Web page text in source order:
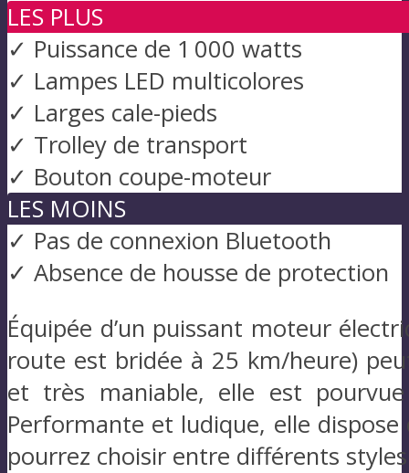
LES PLUS
✓ Puissance de 1 000 watts
✓ Lampes LED multicolores
✓ Larges cale-pieds
✓ Trolley de transport
✓ Bouton coupe-moteur
LES MOINS
✓ Pas de connexion Bluetooth
✓ Absence de housse de protection
Équipée d’un puissant moteur
route est bridée à 25 km/heure)
et très maniable, elle est
Performante et ludique, elle
pourrez choisir entre différents